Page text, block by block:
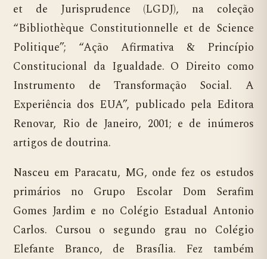
et de Jurisprudence (LGDJ), na coleção
“Bibliothèque Constitutionnelle et de Science
Politique”; “Ação Afirmativa & Princípio
Constitucional da Igualdade. O Direito como
Instrumento de Transformação Social. A
Experiência dos EUA”, publicado pela Editora
Renovar, Rio de Janeiro, 2001; e de inúmeros
artigos de doutrina.
Nasceu em Paracatu, MG, onde fez os estudos
primários no Grupo Escolar Dom Serafim
Gomes Jardim e no Colégio Estadual Antonio
Carlos. Cursou o segundo grau no Colégio
Elefante Branco, de Brasília. Fez também